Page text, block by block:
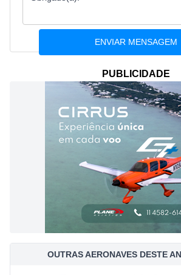
PUBLICIDADE
OUTRAS AERONAVES DESTE